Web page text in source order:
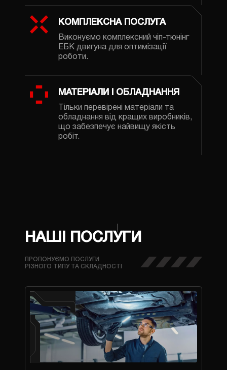
КОМПЛЕКСНА ПОСЛУГА
Виконуємо комплексний чіп-тюнінг
ЕБК двигуна для оптимізації
роботи.
МАТЕРІАЛИ І ОБЛАДНАННЯ
Тільки перевірені матеріали та
обладнання від кращих виробників,
що забезпечує найвищу якість
робіт.
НАШІ ПОСЛУГИ
ПРОПОНУЄМО ПОСЛУГИ
РІЗНОГО ТИПУ ТА СКЛАДНОСТІ